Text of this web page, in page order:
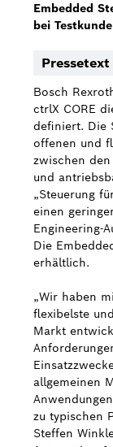
Videos
Über uns
Bosch
Karriere
Bosch
Kontakt
Embedded
bei
Pressetext
Bosch
ctrlX CORE
definiert. Die
offenen und
zwischen
und
„Steuerung
einen
Engineering-
Die
erhältlich.
„Wir haben
flexibelste
Markt
allgemeinen
zu typischen
Steffen